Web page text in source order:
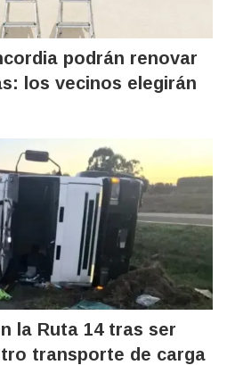
podrán renovar
los vecinos elegirán
la Ruta 14 tras ser
transporte de carga